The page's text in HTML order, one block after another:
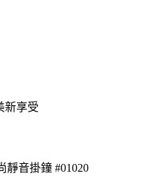
新享受
靜音掛鐘 #01020